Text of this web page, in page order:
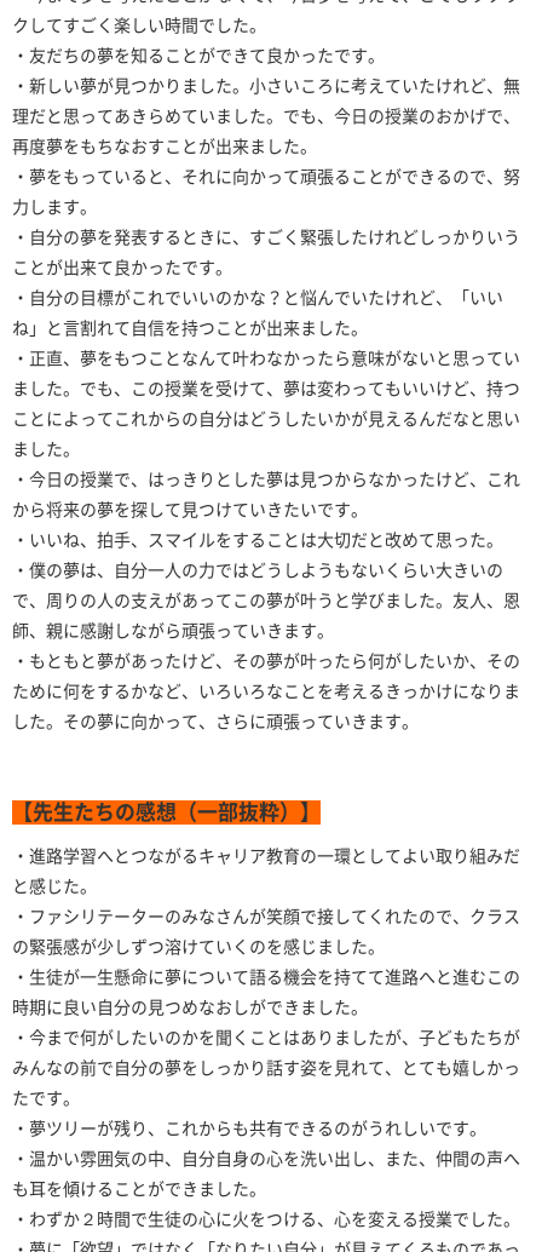
クしてすごく楽しい時間でした。
・友だちの夢を知ることができて良かったです。
・新しい夢が見つかりました。小さいころに考えていたけれど、無
理だと思ってあきらめていました。でも、今日の授業のおかげで、
再度夢をもちなおすことが出来ました。
・夢をもっていると、それに向かって頑張ることができるので、努
力します。
・自分の夢を発表するときに、すごく緊張したけれどしっかりいう
ことが出来て良かったです。
・自分の目標がこれでいいのかな？と悩んでいたけれど、「いい
ね」と言割れて自信を持つことが出来ました。
・正直、夢をもつことなんて叶わなかったら意味がないと思ってい
ました。でも、この授業を受けて、夢は変わってもいいけど、持つ
ことによってこれからの自分はどうしたいかが見えるんだなと思い
ました。
・今日の授業で、はっきりとした夢は見つからなかったけど、これ
から将来の夢を探して見つけていきたいです。
・いいね、拍手、スマイルをすることは大切だと改めて思った。
・僕の夢は、自分一人の力ではどうしようもないくらい大きいの
で、周りの人の支えがあってこの夢が叶うと学びました。友人、恩
師、親に感謝しながら頑張っていきます。
・もともと夢があったけど、その夢が叶ったら何がしたいか、その
ために何をするかなど、いろいろなことを考えるきっかけになりま
した。その夢に向かって、さらに頑張っていきます。
【先生たちの感想（一部抜粋）】
・進路学習へとつながるキャリア教育の一環としてよい取り組みだ
と感じた。
・ファシリテーターのみなさんが笑顔で接してくれたので、クラス
の緊張感が少しずつ溶けていくのを感じました。
・生徒が一生懸命に夢について語る機会を持てて進路へと進むこの
時期に良い自分の見つめなおしができました。
・今まで何がしたいのかを聞くことはありましたが、子どもたちが
みんなの前で自分の夢をしっかり話す姿を見れて、とても嬉しかっ
たです。
・夢ツリーが残り、これからも共有できるのがうれしいです。
・温かい雰囲気の中、自分自身の心を洗い出し、また、仲間の声へ
も耳を傾けることができました。
・わずか２時間で生徒の心に火をつける、心を変える授業でした。